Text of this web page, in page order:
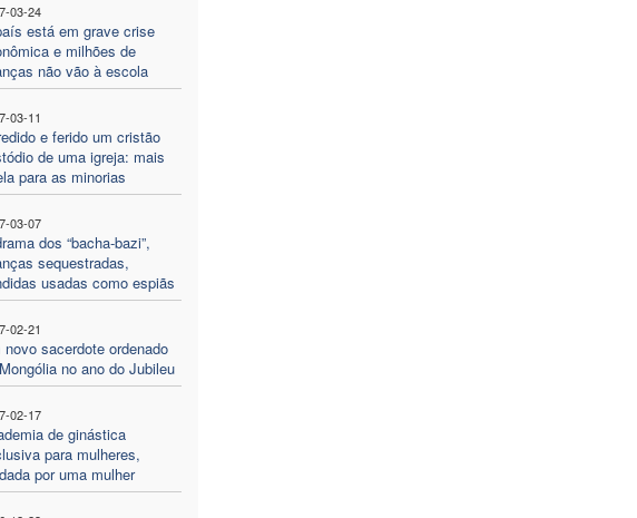
03-24
está em grave crise
e milhões de
não vão à escola
03-11
e ferido um cristão
de uma igreja: mais
para as minorias
03-07
dos “bacha-bazi”,
sequestradas,
usadas como espiãs
02-21
novo sacerdote ordenado
no ano do Jubileu
02-17
de ginástica
para mulheres,
por uma mulher